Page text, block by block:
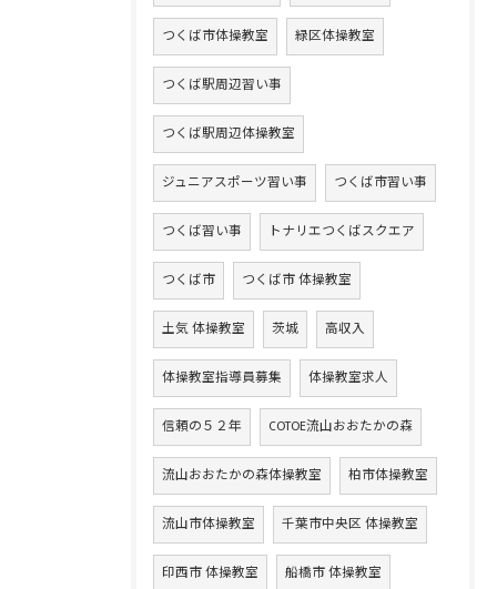
つくば市体操教室 緑区体操教室
つくば駅周辺習い事
つくば駅周辺体操教室
ジュニアスポーツ習い事 つくば市習い事
つくば習い事 トナリエつくばスクエア
つくば市 つくば市 体操教室
土気 体操教室 茨城 高収入
体操教室指導員募集 体操教室求人
信頼の５２年 COTOE流山おおたかの森
流山おおたかの森体操教室 柏市体操教室
流山市体操教室 千葉市中央区 体操教室
印西市 体操教室 船橋市 体操教室